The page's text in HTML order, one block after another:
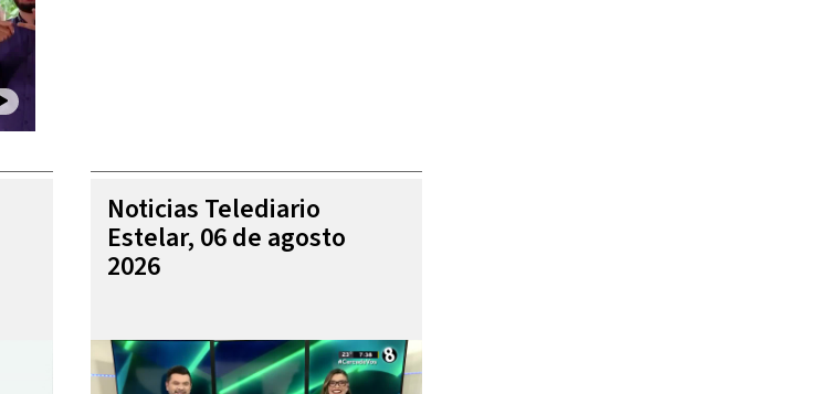
Noticias Telediario
Estelar, 06 de agosto
2026